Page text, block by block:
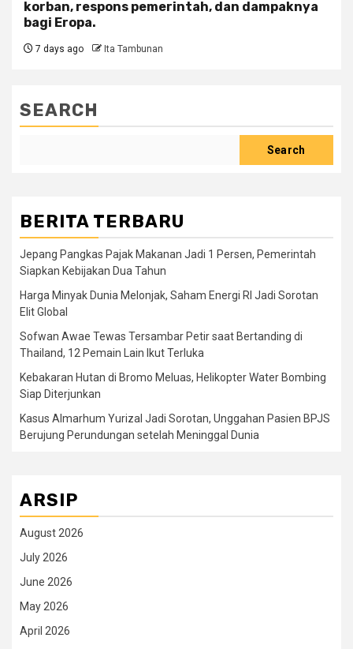
korban, respons pemerintah, dan dampaknya
bagi Eropa.
7 days ago Ita Tambunan
SEARCH
Search
BERITA TERBARU
Jepang Pangkas Pajak Makanan Jadi 1 Persen, Pemerintah
Siapkan Kebijakan Dua Tahun
Harga Minyak Dunia Melonjak, Saham Energi RI Jadi Sorotan
Elit Global
Sofwan Awae Tewas Tersambar Petir saat Bertanding di
Thailand, 12 Pemain Lain Ikut Terluka
Kebakaran Hutan di Bromo Meluas, Helikopter Water Bombing
Siap Diterjunkan
Kasus Almarhum Yurizal Jadi Sorotan, Unggahan Pasien BPJS
Berujung Perundungan setelah Meninggal Dunia
ARSIP
August 2026
July 2026
June 2026
May 2026
April 2026